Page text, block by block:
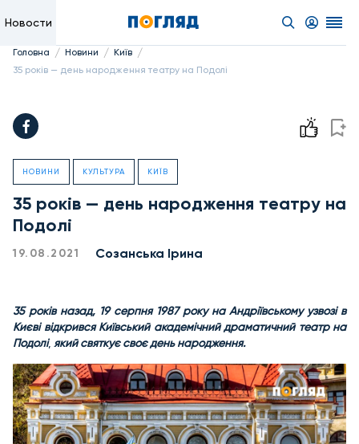
Новости
Головна / Новини / Київ /
35 років — день народження театру на Подолі
НОВИНИ КУЛЬТУРА КИЇВ
35 років — день народження театру на
Подолі
19.08.2021 Созанська Ірина
35 років назад, 19 серпня 1987 року на Андріївському узвозі в
Києві відкрився Київський академічний драматичний театр на
Подолі, який святкує своє день народження.